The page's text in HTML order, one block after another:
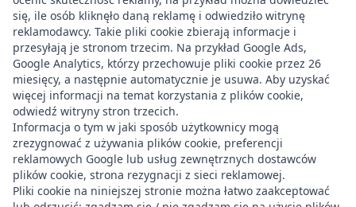
się, ile osób kliknęło daną reklamę i odwiedziło witrynę
reklamodawcy. Takie pliki cookie zbierają informacje i
przesyłają je stronom trzecim. Na przykład Google Ads,
Google Analytics, którzy przechowuje pliki cookie przez 26
miesięcy, a następnie automatycznie je usuwa. Aby uzyskać
więcej informacji na temat korzystania z plików cookie,
odwiedź witryny stron trzecich.
Informacja o tym w jaki sposób użytkownicy mogą
zrezygnować z używania plików cookie, preferencji
reklamowych Google lub usług zewnętrznych dostawców
plików cookie, strona rezygnacji z sieci reklamowej.
Pliki cookie na niniejszej stronie można łatwo zaakceptować